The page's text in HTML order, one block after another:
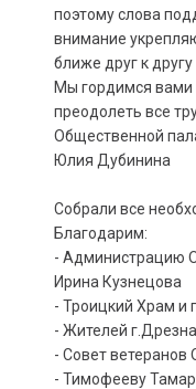
поэтому слова
внимание
ближе друг к другу .
Мы гордимся вами
преодолеть все
Общественной
Юлия Дубинина
Собрали все
Благодарим:
- Администрацию
Ирина Кузнецова
- Троицкий Храм и
- Жителей
- Совет ветеранов
- Тимофееву